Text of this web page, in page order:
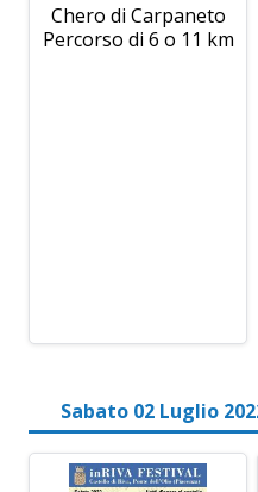
Chero di Carpaneto
Percorso di 6 o 11 km
Sabato 02 Luglio